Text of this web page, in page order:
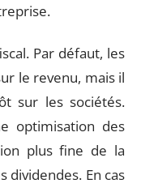
Par défaut, les
le revenu, mais il
sur les sociétés.
optimisation des
plus fine de la
En cas